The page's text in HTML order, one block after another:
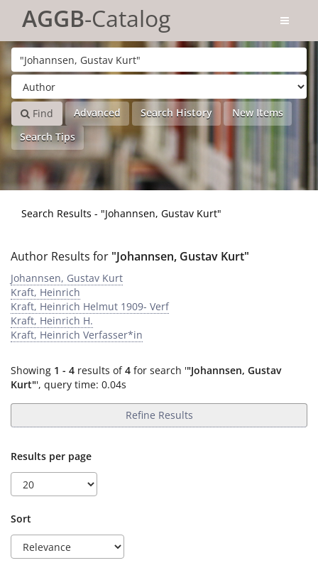
for search '
AGGB-Catalog
Find Advanced Search History
New Items
Search Tips
Search Results - "Johannsen, Gustav Kurt"
Author Results for "Johannsen, Gustav Kurt"
Johannsen, Gustav Kurt
Kraft, Heinrich
Kraft, Heinrich Helmut 1909- Verf
Kraft, Heinrich H.
Kraft, Heinrich Verfasser*in
Showing 1 - 4 results of4 for search '"Johannsen, Gustav
Kurt"', query time: 0.04s
Refine Results
Results per page
Sort